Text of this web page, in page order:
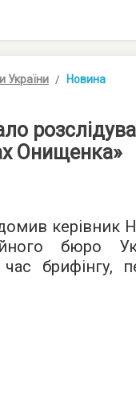
України Новина
Онищенка»
керівник
бюро
брифінгу,